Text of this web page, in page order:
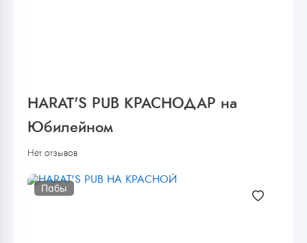
HARAT'S PUB КРАСНОДАР на
Юбилейном
Нет отзывов
Пабы